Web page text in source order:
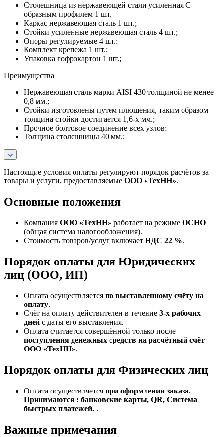
Столешница из нержавеющей стали усиленная С
образным профилем 1 шт.
Каркас нержавеющая сталь 1 шт.;
Стойки усиленные нержавеющая сталь 4 шт.;
Опоры регулируемые 4 шт.;
Комплект крепежа 1 шт.;
Упаковка гофрокартон 1 шт.;
Преимущества
Нержавеющая сталь марки AISI 430 толщиной не менее
0,8 мм.;
Стойки изготовлены путем плющения, таким образом
толщина стойки достигается 1,6-х мм.;
Прочное болтовое соединение всех узлов;
Толщина столешницы 40 мм.;
Настоящие условия оплаты регулируют порядок расчётов за
товары и услуги, предоставляемые ООО «ТехНН».
Основные положения
Компания ООО «ТехНН» работает на режиме ОСНО
(общая система налогообложения).
Стоимость товаров/услуг включает НДС 22 %.
Порядок оплаты для Юридических
лиц (ООО, ИП)
Оплата осуществляется по выставленному счёту на
оплату.
Счёт на оплату действителен в течение 3‑х рабочих
дней с даты его выставления.
Оплата считается совершённой только после
поступления денежных средств на расчётный счёт
ООО «ТехНН».
Порядок оплаты для Физических лиц
Оплата осуществляется при оформлении заказа.
Принимаются : банковские карты, QR, Система
быстрых платежей. .
Важные примечания